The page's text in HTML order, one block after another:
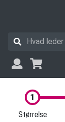
Størrelse